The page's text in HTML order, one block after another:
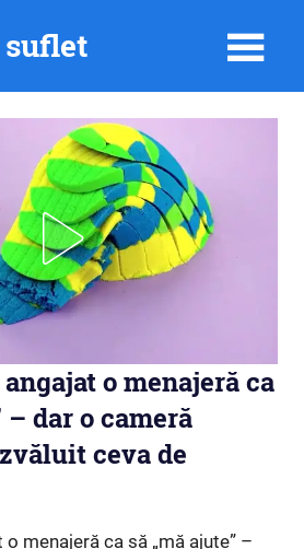
o menajeră ca
– dar o cameră
ceva de
menajeră ca să „mă ajute” –